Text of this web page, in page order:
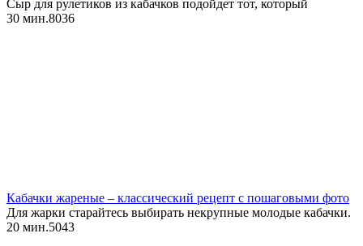
Сыр для рулетиков из кабачков подойдет тот, который
30 мин.8036
Кабачки жареные – классический рецепт с пошаговыми фото
Для жарки старайтесь выбирать некрупные молодые кабачки.
20 мин.5043